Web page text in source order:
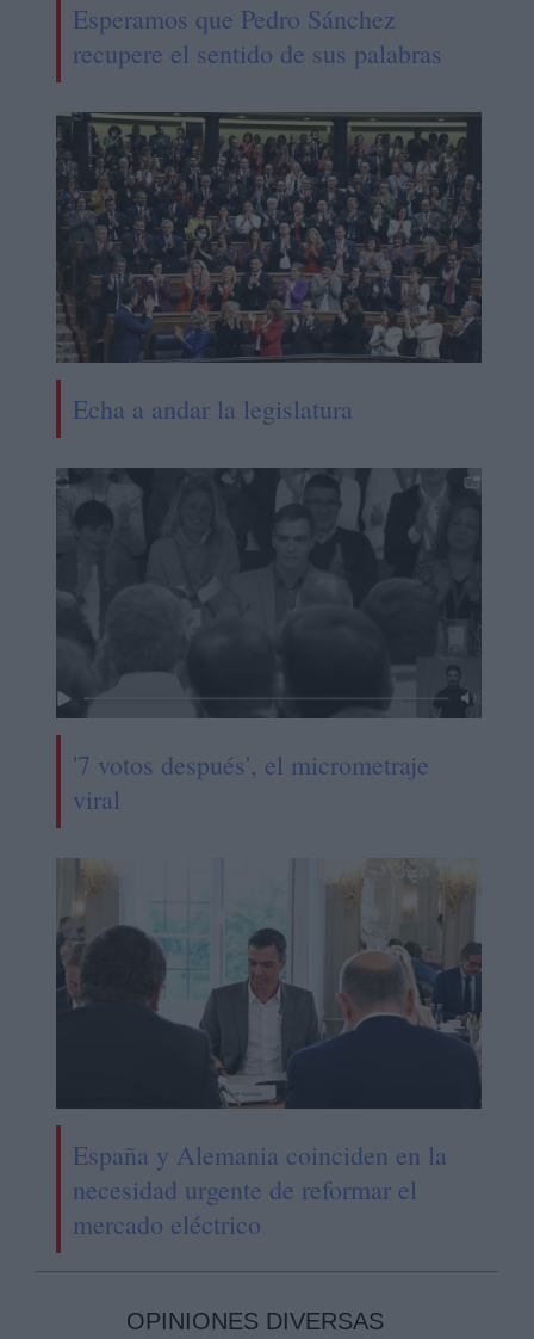
Esperamos que Pedro Sánchez
recupere el sentido de sus palabras
Echa a andar la legislatura
'7 votos después', el micrometraje
viral
España y Alemania coinciden en la
necesidad urgente de reformar el
mercado eléctrico
OPINIONES DIVERSAS